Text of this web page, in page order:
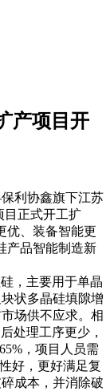
产项目开
利协鑫旗下江苏
目正式开工扩
优、装备智能更
产品智能制造新
，主要用于单晶
状多晶硅填隙增
场供不应求。相
处理工序更少，
，项目人员需
好，更好满足复
成本，并消除破